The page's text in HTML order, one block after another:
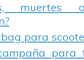
muertes
para